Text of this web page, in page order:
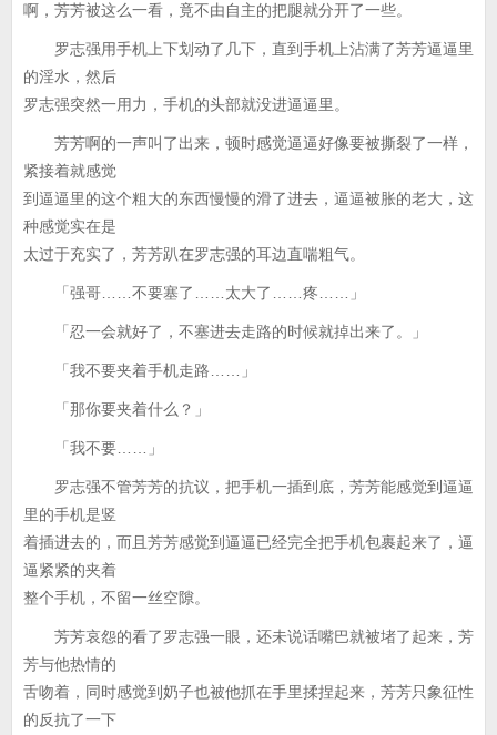
啊，芳芳被这么一看，竟不由自主的把腿就分开了一些。
罗志强用手机上下划动了几下，直到手机上沾满了芳芳逼逼里
的淫水，然后
罗志强突然一用力，手机的头部就没进逼逼里。
芳芳啊的一声叫了出来，顿时感觉逼逼好像要被撕裂了一样，
紧接着就感觉
到逼逼里的这个粗大的东西慢慢的滑了进去，逼逼被胀的老大，这
种感觉实在是
太过于充实了，芳芳趴在罗志强的耳边直喘粗气。
「强哥……不要塞了……太大了……疼……」
「忍一会就好了，不塞进去走路的时候就掉出来了。」
「我不要夹着手机走路……」
「那你要夹着什么？」
「我不要……」
罗志强不管芳芳的抗议，把手机一插到底，芳芳能感觉到逼逼
里的手机是竖
着插进去的，而且芳芳感觉到逼逼已经完全把手机包裹起来了，逼
逼紧紧的夹着
整个手机，不留一丝空隙。
芳芳哀怨的看了罗志强一眼，还未说话嘴巴就被堵了起来，芳
芳与他热情的
舌吻着，同时感觉到奶子也被他抓在手里揉捏起来，芳芳只象征性
的反抗了一下